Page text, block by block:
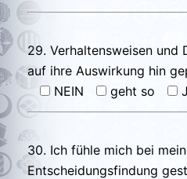
29. Verhaltensweisen und
auf ihre Auswirkung hin
NEIN
geht so
30. Ich fühle mich bei
Entscheidungsfindung